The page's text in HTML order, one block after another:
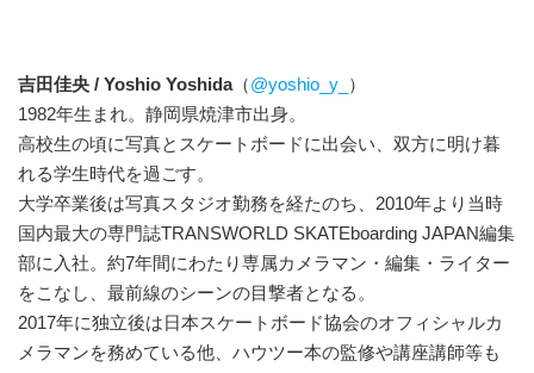
吉田佳央 / Yoshio Yoshida（@yoshio_y_ ）
1982年生まれ。静岡県焼津市出身。
高校生の頃に写真とスケートボードに出会い、双方に明け暮
れる学生時代を過ごす。
大学卒業後は写真スタジオ勤務を経たのち、2010年より当時
国内最大の専門誌TRANSWORLD SKATEboarding JAPAN編集
部に入社。約7年間にわたり専属カメラマン・編集・ライター
をこなし、最前線のシーンの目撃者となる。
2017年に独立後は日本スケートボード協会のオフィシャルカ
メラマンを務めている他、ハウツー本の監修や講座講師等も